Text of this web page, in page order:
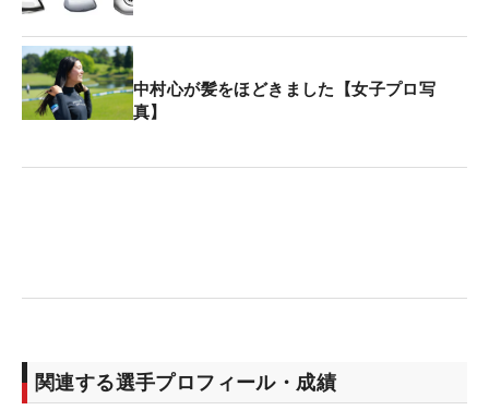
中村心が髪をほどきました【女子プロ写
真】
関連する選手プロフィール・成績